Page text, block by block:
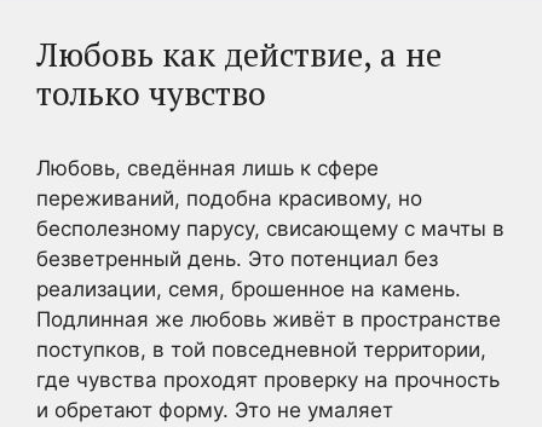
Любовь как действие, а не
только чувство
Любовь, сведённая лишь к сфере
переживаний, подобна красивому, но
бесполезному парусу, свисающему с мачты в
безветренный день. Это потенциал без
реализации, семя, брошенное на камень.
Подлинная же любовь живёт в пространстве
поступков, в той повседневной территории,
где чувства проходят проверку на прочность
и обретают форму. Это не умаляет